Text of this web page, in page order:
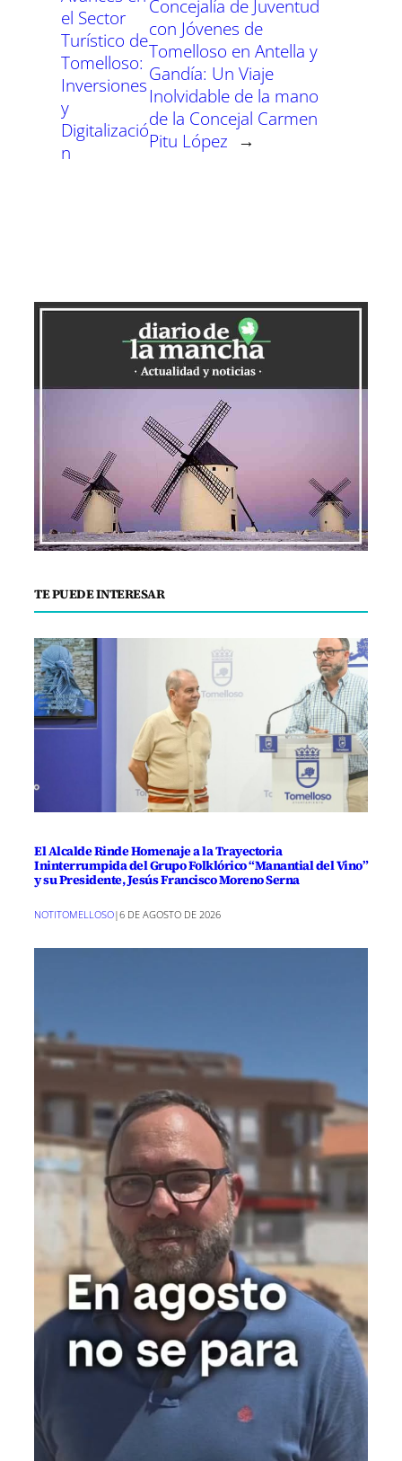
el Sector
Turístico de
Tomelloso:
Inversiones
y
Digitalizació
n
Concejalía de Juventud
con Jóvenes de
Tomelloso en Antella y
Gandía: Un Viaje
Inolvidable de la mano
de la Concejal Carmen
Pitu López →
TE PUEDE INTERESAR
El Alcalde Rinde Homenaje a la Trayectoria
Ininterrumpida del Grupo Folklórico “Manantial del Vino”
y su Presidente, Jesús Francisco Moreno Serna
NOTITOMELLOSO|6 DE AGOSTO DE 2026